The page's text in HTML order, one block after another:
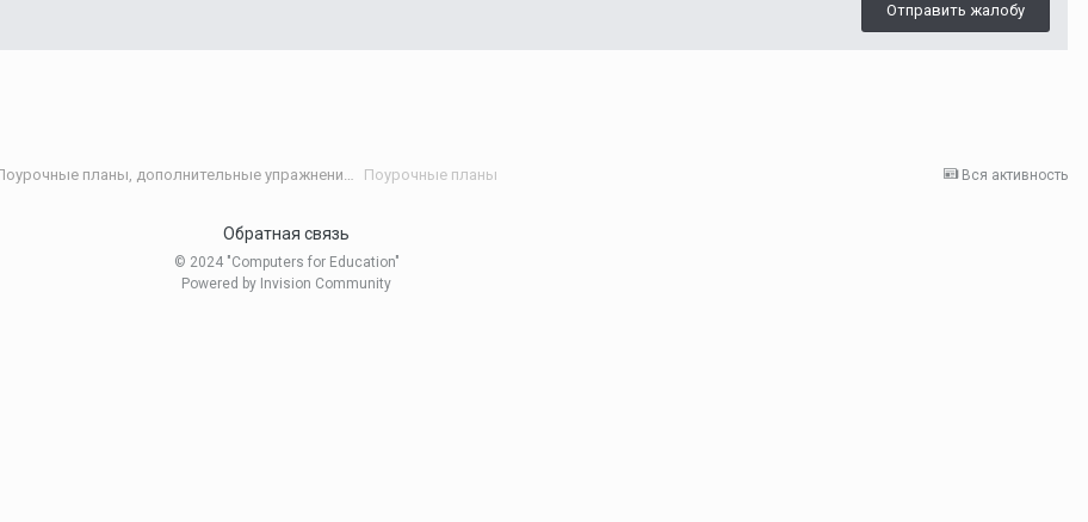
Отправить жалобу
Вся активность
Статьи и разработки учителей (Поурочные планы, дополнительные упражнения и т.д.)/Materials developed by teachers Поурочные планы
Обратная связь
© 2024 "Computers for Education"
Powered by Invision Community